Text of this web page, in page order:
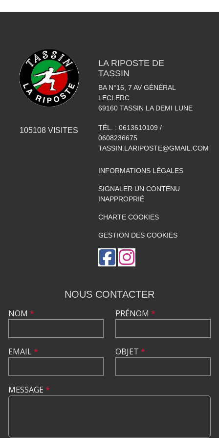
105108 VISITES
LA RIPOSTE DE
TASSIN
BA N°16, 7 AV GÉNÉRAL
LECLERC
69160 TASSIN LA DEMI LUNE
TÉL. : 0613610109 /
0608236675
TASSIN.LARIPOSTE@GMAIL.COM
INFORMATIONS LÉGALES
SIGNALER UN CONTENU
INAPPROPRIÉ
CHARTE COOKIES
GESTION DES COOKIES
NOUS CONTACTER
NOM *
EMAIL*
PRÉNOM *
OBJET *
MESSAGE *